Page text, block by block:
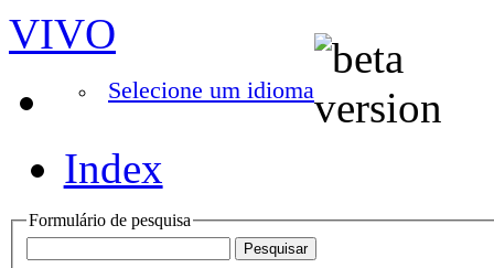
VIVO
Selecione um idioma
Index
Formulário de pesquisa